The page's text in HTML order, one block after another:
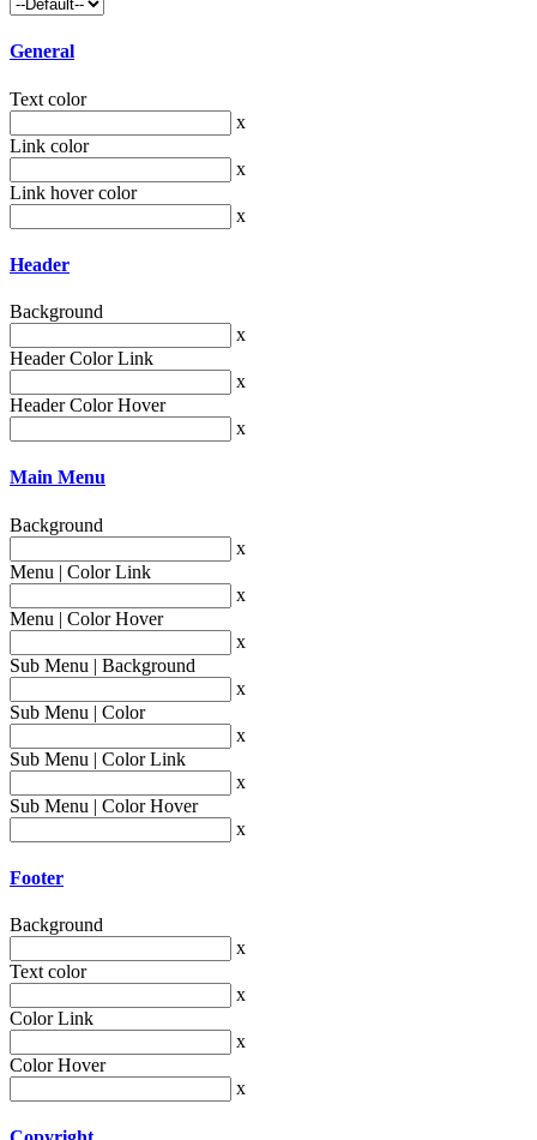
General
Text color
x
Link color
x
Link hover color
x
Header
Background
x
Header Color Link
x
Header Color Hover
x
Main Menu
Background
x
Menu | Color Link
x
Menu | Color Hover
x
Sub Menu | Background
x
Sub Menu | Color
x
Sub Menu | Color Link
x
Sub Menu | Color Hover
x
Footer
Background
x
Text color
x
Color Link
x
Color Hover
x